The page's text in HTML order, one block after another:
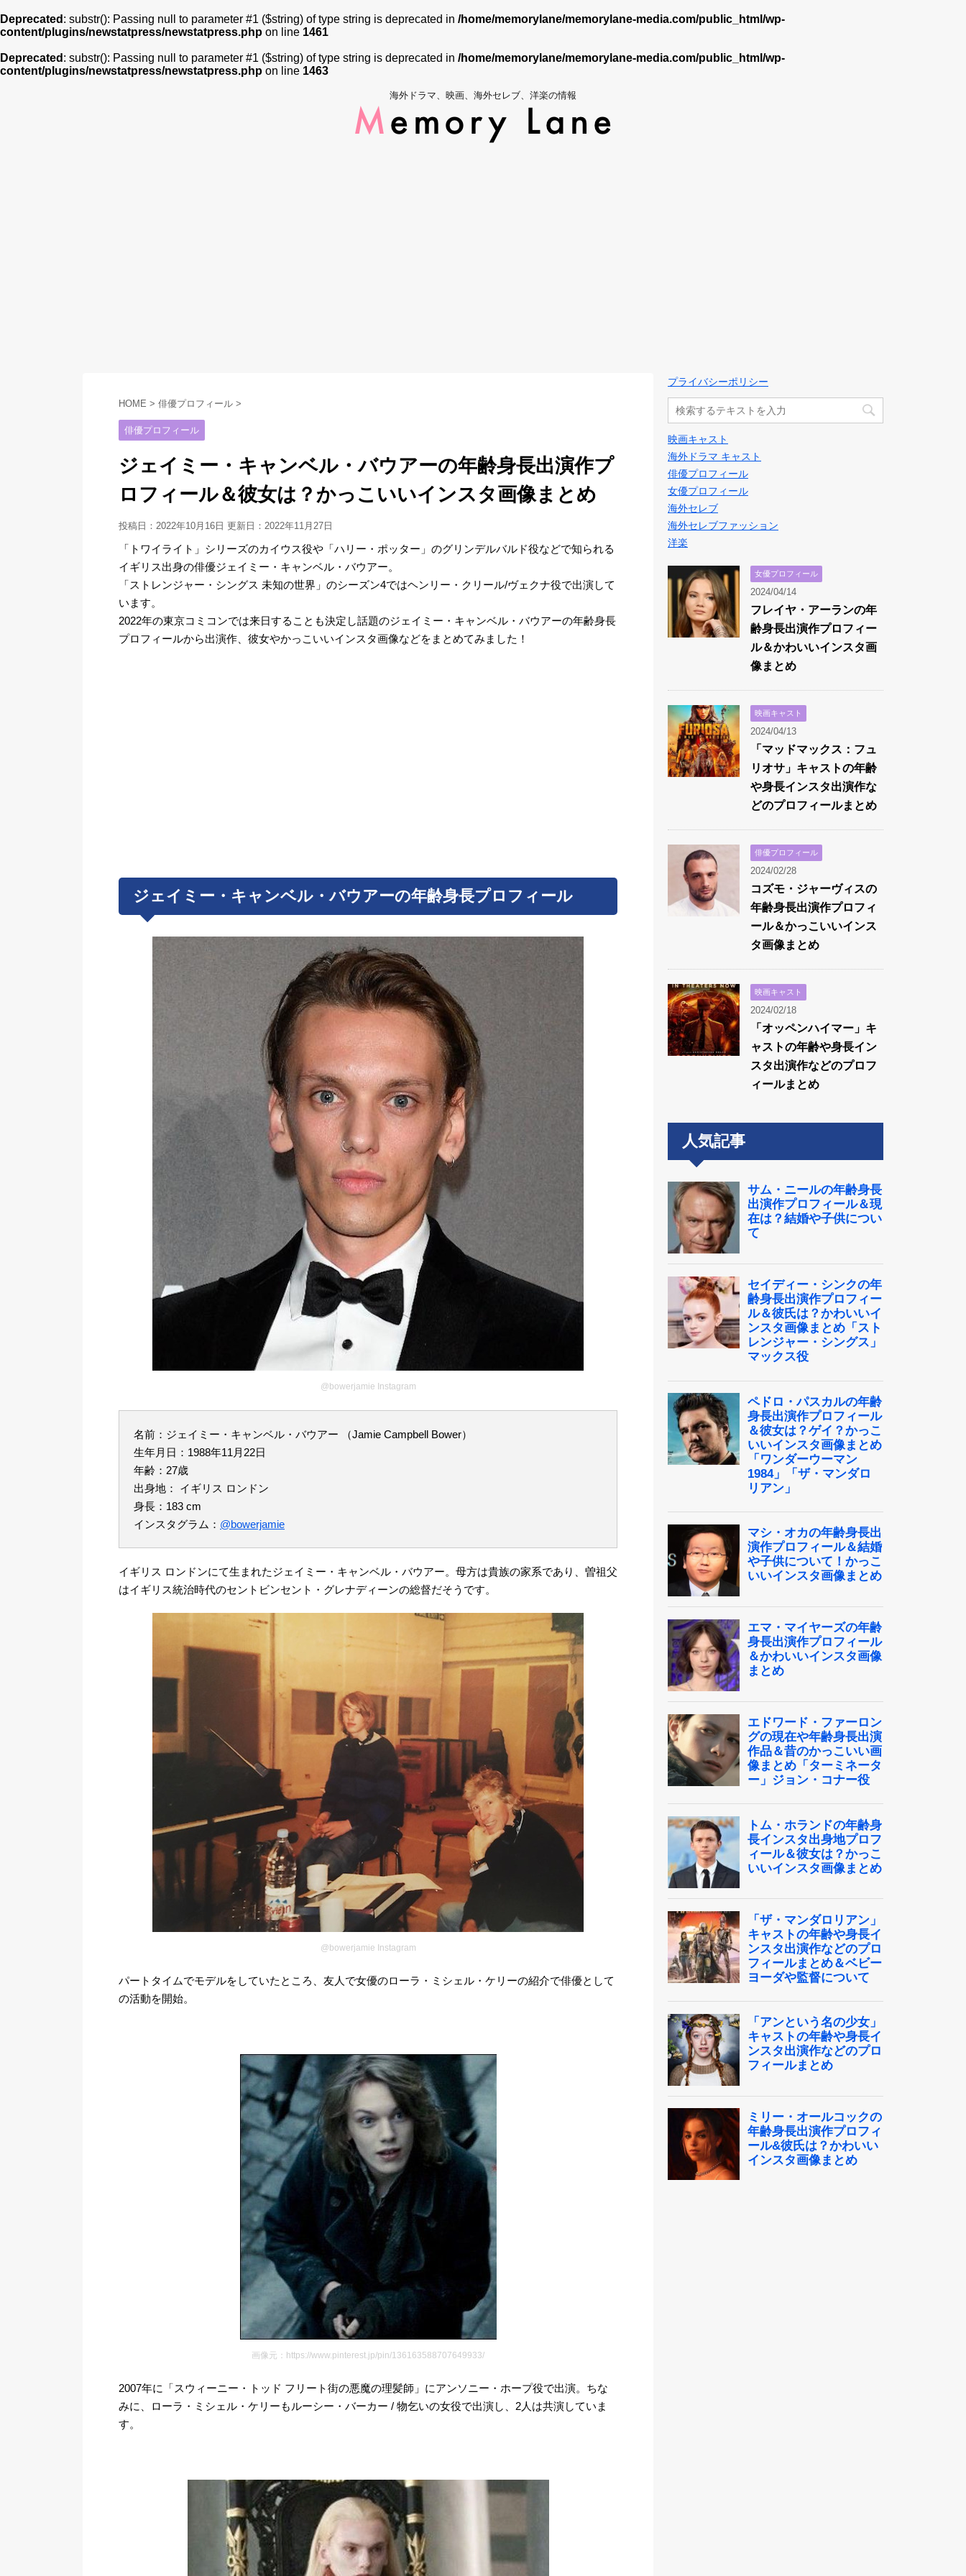
Deprecated : substr(): Passing null to parameter #1 ($string) of type string is deprecated in /home/memorylane/memorylane-media.com/public_html/wp-
content/plugins/newstatpress/newstatpress.php on line 1461
Deprecated : substr(): Passing null to parameter #1 ($string) of type string is deprecated in /home/memorylane/memorylane-media.com/public_html/wp-
content/plugins/newstatpress/newstatpress.php on line 1463
海外ドラマ、映画、海外セレブ、洋楽の情報
HOME > 俳優プロフィール >
俳優プロフィール
ジェイミー・キャンベル・バウアーの年齢身長出演作プ
ロフィール＆彼女は？かっこいいインスタ画像まとめ
投稿日：2022年10月16日 更新日： 2022年11月27日
「トワイライト」シリーズのカイウス役や「ハリー・ポッター」のグリンデルバルド役などで知られる
イギリス出身の俳優ジェイミー・キャンベル・バウアー。
「ストレンジャー・シングス 未知の世界」のシーズン4ではヘンリー・クリール/ヴェクナ役で出演して
います。
2022年の東京コミコンでは来日することも決定し話題のジェイミー・キャンベル・バウアーの年齢身長
プロフィールから出演作、彼女やかっこいいインスタ画像などをまとめてみました！
ジェイミー・キャンベル・バウアーの年齢身長プロフィール
@bowerjamie Instagram
名前：ジェイミー・キャンベル・バウアー （Jamie Campbell Bower）
生年月日：1988年11月22日
年齢：27歳
出身地： イギリス ロンドン
身長：183 cm
インスタグラム： @bowerjamie
イギリス ロンドンにて生まれたジェイミー・キャンベル・バウアー。母方は貴族の家系であり、曽祖父
はイギリス統治時代のセントビンセント・グレナディーンの総督だそうです。
@bowerjamie Instagram
パートタイムでモデルをしていたところ、友人で女優のローラ・ミシェル・ケリーの紹介で俳優として
の活動を開始。
画像元：https://www.pinterest.jp/pin/136163588707649933/
2007年に「スウィーニー・トッド フリート街の悪魔の理髪師」にアンソニー・ホープ役で出演。ちな
みに、ローラ・ミシェル・ケリーもルーシー・バーカー / 物乞いの女役で出演し、2人は共演していま
す。
プライバシーポリシー
映画キャスト
海外ドラマ キャスト
俳優プロフィール
女優プロフィール
海外セレブ
海外セレブファッション
洋楽
女優プロフィール
2024/04/14
フレイヤ・アーランの年
齢身長出演作プロフィー
ル＆かわいいインスタ画
像まとめ
映画キャスト
2024/04/13
「マッドマックス：フュ
リオサ」キャストの年齢
や身長インスタ出演作な
どのプロフィールまとめ
俳優プロフィール
2024/02/28
コズモ・ジャーヴィスの
年齢身長出演作プロフィ
ール＆かっこいいインス
タ画像まとめ
映画キャスト
2024/02/18
「オッペンハイマー」キ
ャストの年齢や身長イン
スタ出演作などのプロフ
ィールまとめ
人気記事